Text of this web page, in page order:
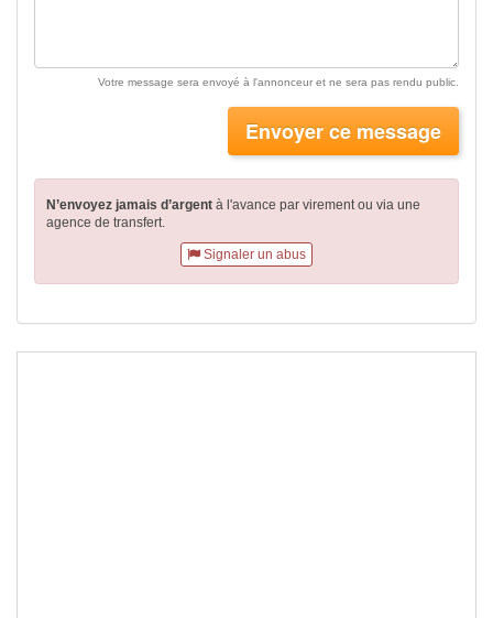
Votre message sera envoyé à l'annonceur et ne sera pas rendu public.
Envoyer ce message
N’envoyez jamais d’argent à l'avance par virementou via une
agence de transfert.
Signaler un abus